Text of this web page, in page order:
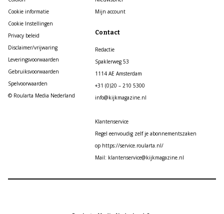
Cookie informatie
Cookie Instellingen
Privacy beleid
Disclaimer/vrijwaring
Leveringsvoorwaarden
Gebruiksvoorwaarden
Spelvoorwaarden
© Roularta Media Nederland
Mijn account
Contact
Redactie
Spaklerweg 53
1114 AE Amsterdam
+31 (0)20 – 210 5300
info@kijkmagazine.nl
Klantenservice
Regel eenvoudig zelf je abonnementszaken
op https://service.roularta.nl/
Mail: klantenservice@kijkmagazine.nl